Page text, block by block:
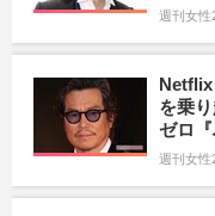
週刊女性
Netflix
を乗
ゼロ
週刊女性